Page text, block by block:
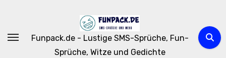
springenFunpack.de - Lustige SMS-Sprüche, Fun-
Sprüche, Witze und Gedichte